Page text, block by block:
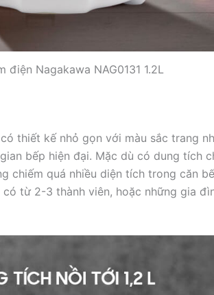
điện Nagakawa NAG0131 1.2L
thiết kế nhỏ gọn với màu sắc trang
bếp hiện đại. Mặc dù có dung tích
chiếm quá nhiều diện tích trong căn
từ 2-3 thành viên, hoặc những gia